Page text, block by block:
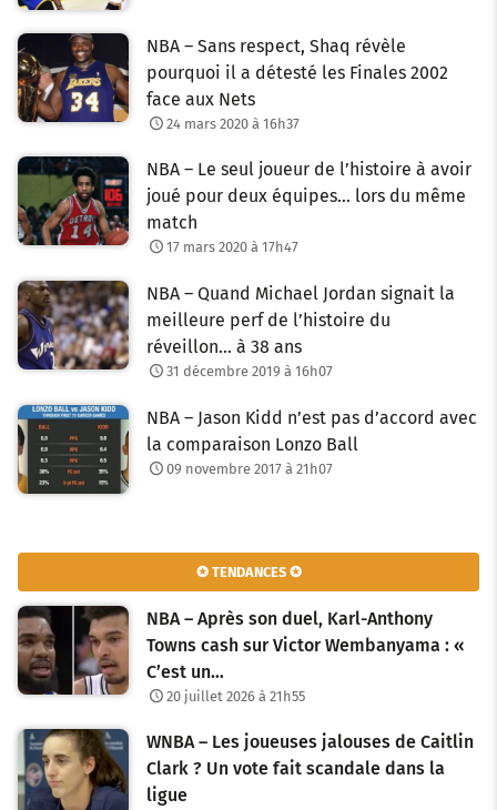
NBA – Sans respect, Shaq révèle
pourquoi il a détesté les Finales 2002
face aux Nets
24 mars 2020 à 16h37
NBA – Le seul joueur de l’histoire à avoir
joué pour deux équipes… lors du même
match
17 mars 2020 à 17h47
NBA – Quand Michael Jordan signait la
meilleure perf de l’histoire du
réveillon… à 38 ans
31 décembre 2019 à 16h07
NBA – Jason Kidd n’est pas d’accord avec
la comparaison Lonzo Ball
09 novembre 2017 à 21h07
✪ TENDANCES ✪
NBA – Après son duel, Karl-Anthony
Towns cash sur Victor Wembanyama : «
C’est un…
20 juillet 2026 à 21h55
WNBA – Les joueuses jalouses de Caitlin
Clark ? Un vote fait scandale dans la
ligue